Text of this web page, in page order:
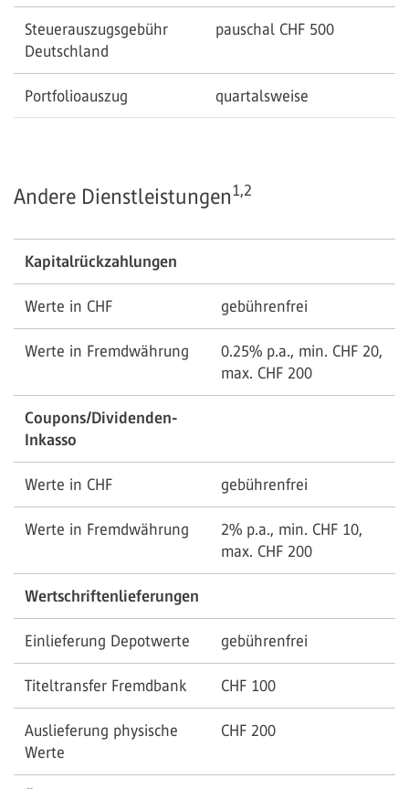
Steuerauszugsgebühr
Deutschland
pauschal CHF 500
Portfolioauszug quartalsweise
Andere Dienstleistungen1,2
Kapitalrückzahlungen
Werte in CHF gebührenfrei
Werte in Fremdwährung
0.25% p.a., min. CHF 20,
max. CHF 200
Coupons/Dividenden-
Inkasso
Werte in CHF gebührenfrei
Werte in Fremdwährung
2% p.a., min. CHF 10,
max. CHF 200
Wertschriftenlieferungen
Einlieferung Depotwerte gebührenfrei
Titeltransfer Fremdbank CHF 100
Auslieferung physische
Werte
CHF 200